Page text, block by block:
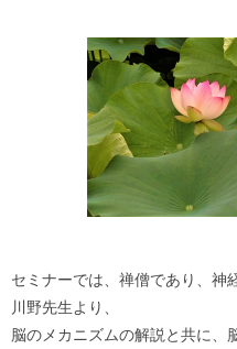
セミナーでは、禅僧であり、神
川野先生より、
脳のメカニズムの解説と共に、